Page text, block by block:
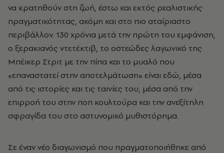
να κρατηθούν στη ζωή, έστω και εκτός ρεαλιστικής
πραγματικότητας, ακόμη και στο πιο αταίριαστο
περιβάλλον. 130 χρόνια μετά την πρώτη του εμφάνιση,
ο ξερακιανός ντετέκτιβ, το οστεώδες λαγωνικό της
Μπέικερ Στριτ με την πίπα και το μυαλό που
«επαναστατεί στην αποτελμάτωση» είναι εδώ, μέσα
από τις ιστορίες και τις ταινίες του, μέσα από την
επιρροή του στην ποπ κουλτούρα και την ανεξίτηλη
σφραγίδα του στο αστυνομικό μυθιστόρημα.
Σε έναν νέο διαγωνισμό που πραγματοποιήθηκε από